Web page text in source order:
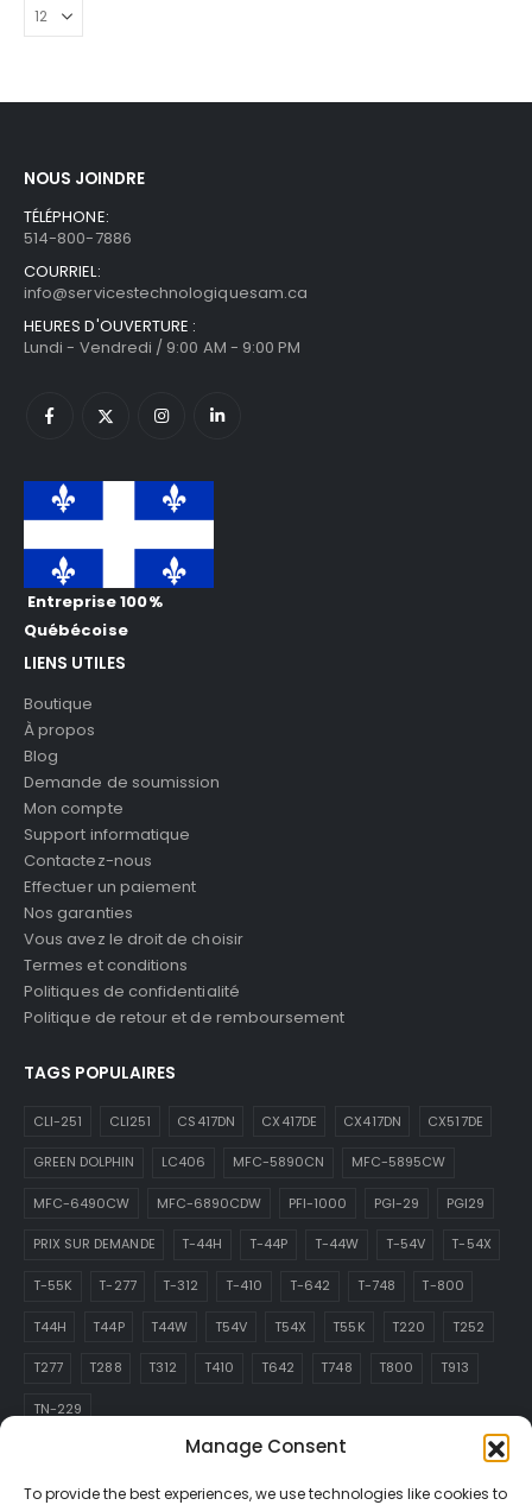
Manage Consent
To provide the best experiences, we use technologies like cookies to
NOUS JOINDRE
TÉLÉPHONE:
514-800-7886
COURRIEL:
info@servicestechnologiquesam.ca
HEURES D'OUVERTURE :
Lundi - Vendredi / 9:00 AM - 9:00 PM
Entreprise 100%
Québécoise
LIENS UTILES
Boutique
À propos
Blog
Demande de soumission
Mon compte
Support informatique
Contactez-nous
Effectuer un paiement
Nos garanties
Vous avez le droit de choisir
Termes et conditions
Politiques de confidentialité
Politique de retour et de remboursement
TAGS POPULAIRES
CLI-251 CLI251 CS417DN CX417DE CX417DN CX517DE
GREEN DOLPHIN LC406 MFC-5890CN MFC-5895CW
MFC-6490CW MFC-6890CDW PFI-1000 PGI-29 PGI29
PRIX SUR DEMANDE T-44H T-44P T-44W T-54V T-54X
T-55K T-277 T-312 T-410 T-642 T-748 T-800
T44H T44P T44W T54V T54X T55K T220 T252
T277 T288 T312 T410 T642 T748 T800 T913
TN-229
ABONNEZ-VOUS À L’INFOLETTRE